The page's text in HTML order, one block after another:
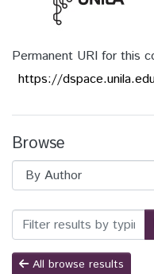
Permanent URI for this
https://
Browse
Browsing
All browse results